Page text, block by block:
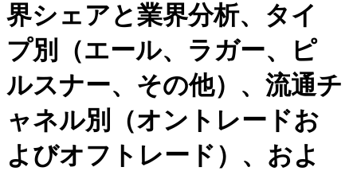
界シェアと業界分析、タイ
プ別（エール、ラガー、ピ
ルスナー、その他）、流通チ
ャネル別（オントレードお
よびオフトレード）、およ